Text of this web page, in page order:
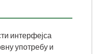
интерфејса
употребу и